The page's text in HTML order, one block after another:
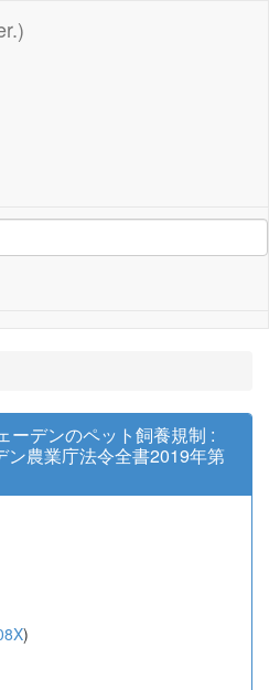
ーデンのペット飼養規制 :
ン農業庁法令全書2019年第
)